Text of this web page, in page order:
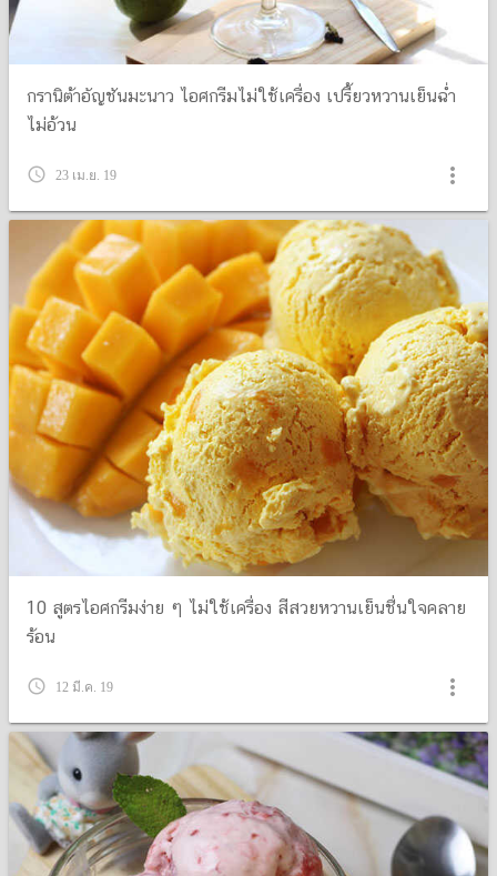
กรานิต้าอัญชันมะนาว ไอศกรีมไม่ใช้เครื่อง เปรี้ยวหวานเย็นฉ่ำ
ไม่อ้วน
query_builder 23 เม.ย. 19 more_vert
10 สูตรไอศกรีมง่าย ๆ ไม่ใช้เครื่อง สีสวยหวานเย็นชื่นใจคลาย
ร้อน
query_builder 12 มี.ค. 19 more_vert